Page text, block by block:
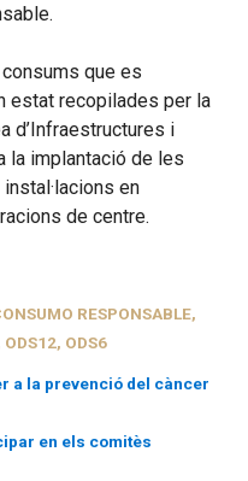
que es
estat recopilades per la
d’Infraestructures i
la implantació de les
en
de centre.
RESPONSABLE,
ODS12, ODS6
a la prevenció del càncer
en els comitès